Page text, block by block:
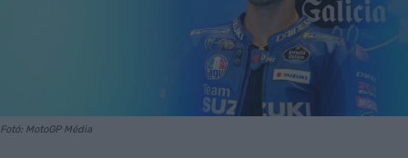
Fotó: MotoGP Média